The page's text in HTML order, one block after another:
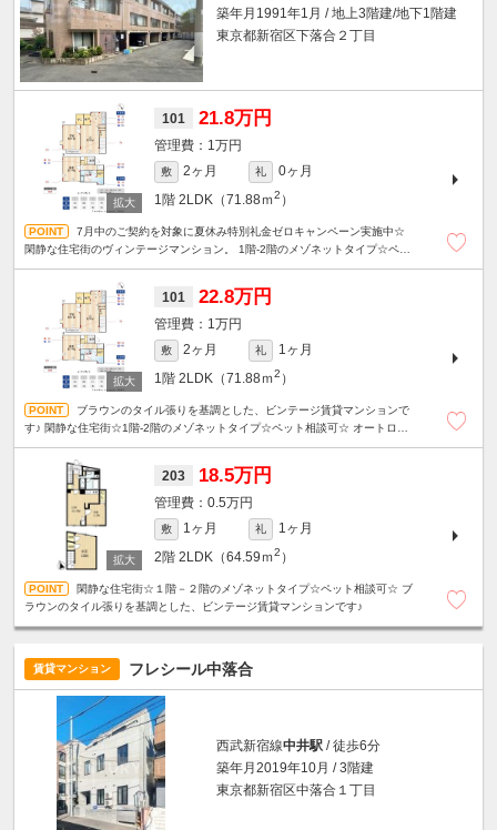
築年月1991年1月 / 地上3階建/地下1階建
東京都新宿区下落合２丁目
101 21.8万円
1万円
敷 2ヶ月 礼
0ヶ月
1階 2LDK（71.88ｍ2 ）
7月中のご契約を対象に夏休み特別礼金ゼロキャンペーン実施中☆
閑静な住宅街のヴィンテージマンション。 1階-2階のメゾネットタイプ☆ペッ
101 22.8万円
1万円
敷 2ヶ月 礼
1ヶ月
1階 2LDK（71.88ｍ2 ）
ブラウンのタイル張りを基調とした、ビンテージ賃貸マンションで
す♪ 閑静な住宅街☆1階-2階のメゾネットタイプ☆ペット相談可☆ オートロッ
203 18.5万円
0.5万円
敷 1ヶ月 礼
1ヶ月
2階 2LDK（64.59ｍ2 ）
閑静な住宅街☆１階－２階のメゾネットタイプ☆ペット相談可☆ ブ
ラウンのタイル張りを基調とした、ビンテージ賃貸マンションです♪
賃貸マンション フレシール中落合
西武新宿線中井駅 / 徒歩6分
築年月2019年10月 / 3階建
東京都新宿区中落合１丁目